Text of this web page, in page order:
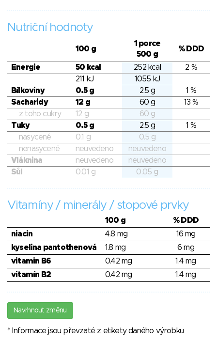
Nutriční hodnoty
100 g
1 porce
500 g
% DDD
Energie 50 kcal 252 kcal
2 %
211 kJ
1055 kJ
Bílkoviny
0.5 g 2.5 g
1 %
Sacharidy
12 g 60 g
13 %
z toho cukry
12 g
60 g
Tuky
0.5 g 2.5 g
1 %
nasycené
0.1 g
0.5 g
nenasycené
neuvedeno
neuvedeno
Vláknina
neuvedeno
neuvedeno
Sůl
0.01 g 0.05 g
Vitamíny / minerály / stopové prvky
100 g
% DDD
niacin
4.8 mg
16 mg
kyselina pantothenová
1.8 mg
6 mg
vitamin B6
0.42 mg
1.4 mg
vitamín B2
0.42 mg 1.4 mg
Navrhnout změnu
* Informace jsou převzaté z etikety daného výrobku